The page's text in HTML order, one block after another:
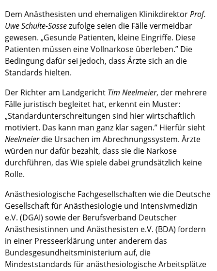
Dem Anästhesisten und ehemaligen KlinikdirektorProf.
Uwe Schulte-Sassezufolge seien die Fälle vermeidbar
gewesen. „Gesunde Patienten, kleine Eingriffe. Diese
Patienten müssen eine Vollnarkose überleben.” Die
Bedingung dafür sei jedoch, dass Ärzte sich an die
Standards hielten.
Der Richter am Landgericht Tim Neelmeier, der mehrere
Fälle juristisch begleitet hat, erkennt ein Muster:
„Standardunterschreitungen sind hier wirtschaftlich
motiviert. Das kann man ganz klar sagen.” Hierfür sieht
Neelmeierdie Ursachen im Abrechnungssystem. Ärzte
würden nur dafür bezahlt, dass sie die Narkose
durchführen, das Wie spiele dabei grundsätzlich keine
Rolle.
Anästhesiologische Fachgesellschaften wie die Deutsche
Gesellschaft für Anästhesiologie und Intensivmedizin
e.V. (DGAI) sowie der Berufsverband Deutscher
Anästhesistinnen und Anästhesisten e.V. (BDA) fordern
in einer Presseerklärung unter anderem das
Bundesgesundheitsministerium auf, die
Mindeststandards für anästhesiologische Arbeitsplätze